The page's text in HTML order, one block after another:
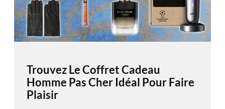
Trouvez Le Coffret Cadeau
Homme Pas Cher Idéal Pour Faire
Plaisir